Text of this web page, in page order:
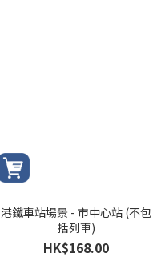
港鐵車站場景 - 市中心站 (不包
括列車)
HK$168.00